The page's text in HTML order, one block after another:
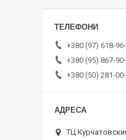
+380 (97) 618-
+380 (95) 867-
+380 (50) 281-
ТЦ